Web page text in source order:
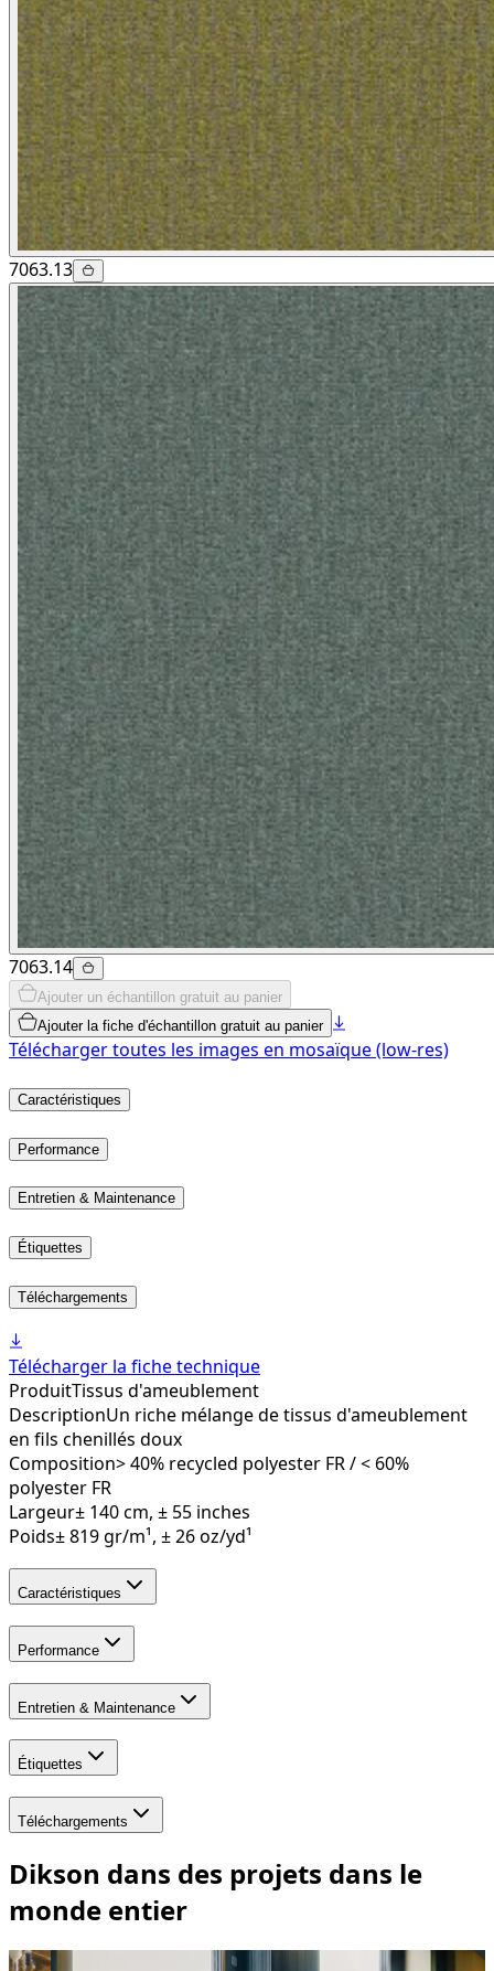
7063.13
7063.14
Ajouter un échantillon gratuit au panier
Ajouter la fiche d'échantillon gratuit au panier
Télécharger toutes les images en mosaïque (low-res)
Caractéristiques
Performance
Entretien & Maintenance
Étiquettes
Téléchargements
Télécharger la fiche technique
ProduitTissus d'ameublement
DescriptionUn riche mélange de tissus d'ameublement
en fils chenillés doux
Composition> 40% recycled polyester FR / < 60%
polyester FR
Largeur± 140 cm, ± 55 inches
Poids± 819 gr/m¹, ± 26 oz/yd¹
Caractéristiques
Performance
Entretien & Maintenance
Étiquettes
Téléchargements
Dikson dans des projets dans le
monde entier